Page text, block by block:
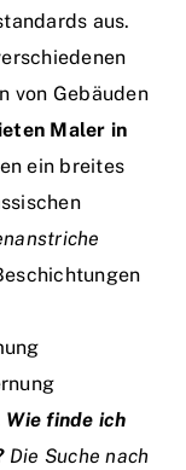
aus.
von Gebäuden
Maler in
ein breites
Wie finde ich
Die Suche nach